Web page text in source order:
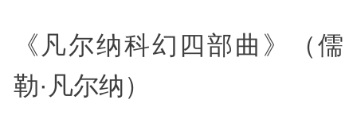
《凡尔纳科幻四部曲》（儒
勒·凡尔纳）